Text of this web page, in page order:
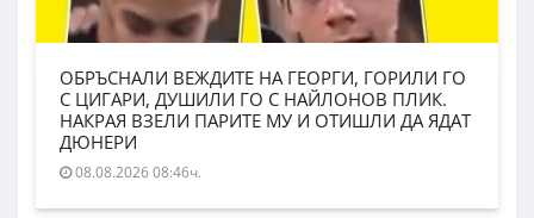
ОБРЪСНАЛИ ВЕЖДИТЕ НА ГЕОРГИ, ГОРИЛИ ГО
С ЦИГАРИ, ДУШИЛИ ГО С НАЙЛОНОВ ПЛИК.
НАКРАЯ ВЗЕЛИ ПАРИТЕ МУ И ОТИШЛИ ДА ЯДАТ
ДЮНЕРИ
08.08.2026 08:46ч.